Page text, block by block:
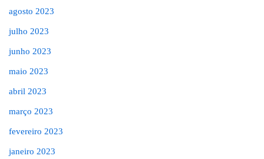
agosto 2023
julho 2023
junho 2023
maio 2023
abril 2023
março 2023
fevereiro 2023
janeiro 2023